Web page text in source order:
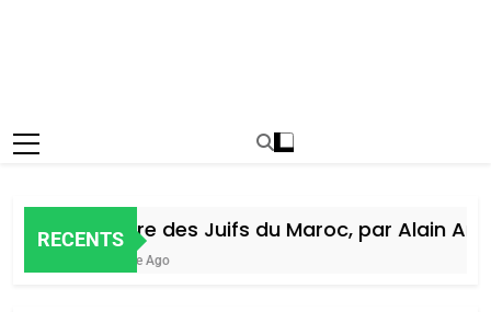
RECENTS
Histoire des Juifs du Maroc, par Alain Amiel
1 Semaine Ago